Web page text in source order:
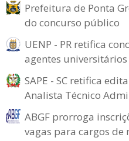
Prefeitura de Ponta
do concurso público
UENP - PR retifica
agentes
SAPE - SC retifica
Analista Técnico
ABGF prorroga
vagas para cargos de